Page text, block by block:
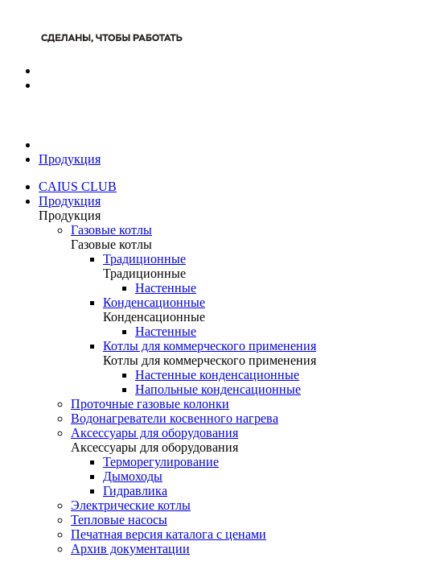
Продукция
CAIUS CLUB
Продукция
Продукция
Газовые котлы
Газовые котлы
Традиционные
Традиционные
Настенные
Конденсационные
Конденсационные
Настенные
Котлы для коммерческого применения
Котлы для коммерческого применения
Настенные конденсационные
Напольные конденсационные
Проточные газовые колонки
Водонагреватели косвенного нагрева
Аксессуары для оборудования
Аксессуары для оборудования
Терморегулирование
Дымоходы
Гидравлика
Электрические котлы
Тепловые насосы
Печатная версия каталога с ценами
Архив документации